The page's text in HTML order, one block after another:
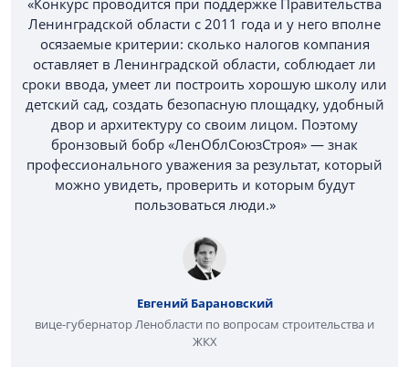
Ленинградской области с 2011 года и у него вполне
осязаемые критерии: сколько налогов компания
оставляет в Ленинградской области, соблюдает ли
сроки ввода, умеет ли построить хорошую школу или
детский сад, создать безопасную площадку, удобный
двор и архитектуру со своим лицом. Поэтому
бронзовый бобр «ЛенОблСоюзСтроя» — знак
профессионального уважения за результат, который
можно увидеть, проверить и которым будут
пользоваться люди.»
Евгений Барановский
вице-губернатор Ленобласти по вопросам строительства и
ЖКХ